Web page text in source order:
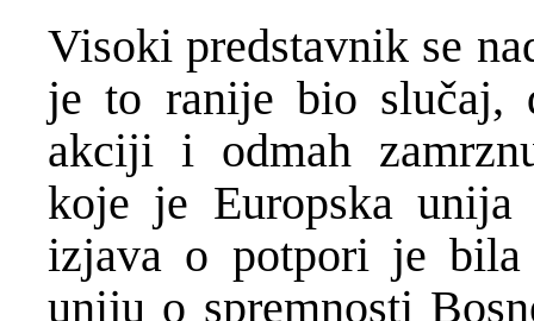
Visoki predstavnik se
je to ranije bio slučaj,
akciji i odmah
koje je Europska unija
izjava o potpori je bila
uniju o spremnosti